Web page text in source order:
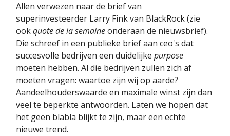
Allen verwezen naar de brief van
superinvesteerder Larry Fink van BlackRock (zie
ookquote de la semaineonderaan de nieuwsbrief).
Die schreef in een publieke brief aan ceo's dat
succesvolle bedrijven een duidelijke purpose
moeten hebben. Al die bedrijven zullen zich af
moeten vragen: waartoe zijn wij op aarde?
Aandeelhouderswaarde en maximale winst zijn dan
veel te beperkte antwoorden. Laten we hopen dat
het geen blabla blijkt te zijn, maar een echte
nieuwe trend.